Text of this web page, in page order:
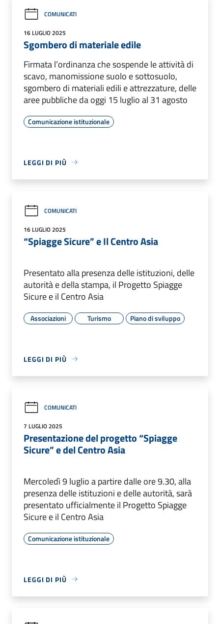
COMUNICATI
16 LUGLIO 2025
Sgombero di materiale edile
Firmata l’ordinanza che sospende le attività di
scavo, manomissione suolo e sottosuolo,
sgombero di materiali edili e attrezzature, delle
aree pubbliche da oggi 15 luglio al 31 agosto
Comunicazione istituzionale
LEGGI DI PIÙ
COMUNICATI
16 LUGLIO 2025
“Spiagge Sicure” e Il Centro Asia
Presentato alla presenza delle istituzioni, delle
autorità e della stampa, il Progetto Spiagge
Sicure e il Centro Asia
Associazioni Turismo Piano di sviluppo
LEGGI DI PIÙ
COMUNICATI
7 LUGLIO 2025
Presentazione del progetto “Spiagge
Sicure” e del Centro Asia
Mercoledì 9 luglio a partire dalle ore 9.30, alla
presenza delle istituzioni e delle autorità, sarà
presentato ufficialmente il Progetto Spiagge
Sicure e il Centro Asia
Comunicazione istituzionale
LEGGI DI PIÙ